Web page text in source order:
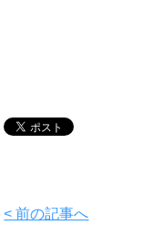
< 前の記事へ